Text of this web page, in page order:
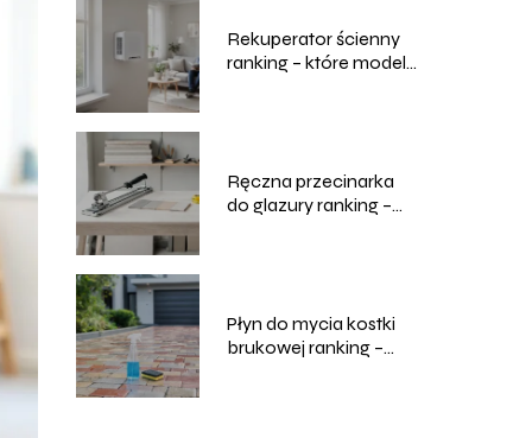
Rekuperator ścienny
ranking – które modele
Ręczna przecinarka
do glazury ranking –
Płyn do mycia kostki
brukowej ranking –